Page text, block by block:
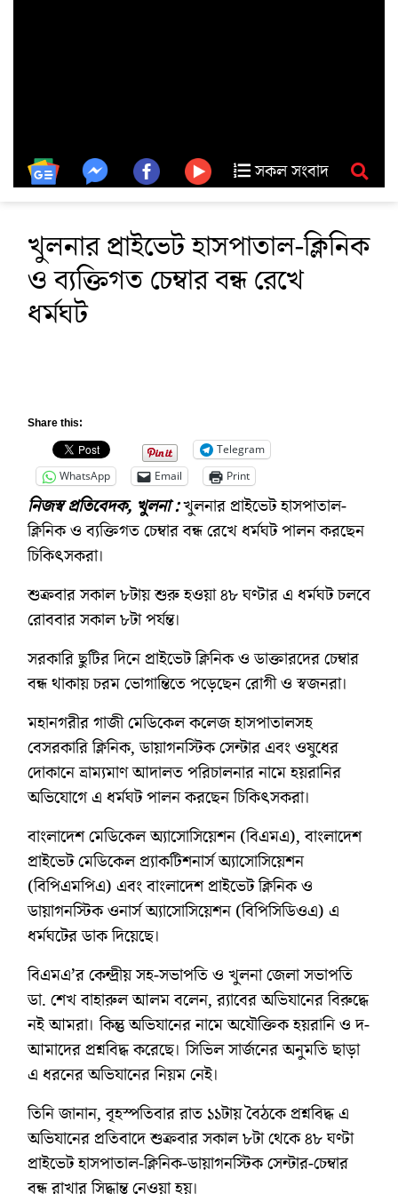
সকল সংবাদ
খুলনার প্রাইভেট হাসপাতাল-ক্লিনিক
ও ব্যক্তিগত চেম্বার বন্ধ রেখে
ধর্মঘট
Share this:
Telegram
WhatsApp
Email Print
নিজস্ব প্রতিবেদক, খুলনা :খুলনার প্রাইভেট হাসপাতাল-
ক্লিনিক ও ব্যক্তিগত চেম্বার বন্ধ রেখে ধর্মঘট পালন করছেন
চিকিৎসকরা।
শুক্রবার সকাল ৮টায় শুরু হওয়া ৪৮ ঘণ্টার এ ধর্মঘট চলবে
রোববার সকাল ৮টা পর্যন্ত।
সরকারি ছুটির দিনে প্রাইভেট ক্লিনিক ও ডাক্তারদের চেম্বার
বন্ধ থাকায় চরম ভোগান্তিতে পড়েছেন রোগী ও স্বজনরা।
মহানগরীর গাজী মেডিকেল কলেজ হাসপাতালসহ
বেসরকারি ক্লিনিক, ডায়াগনস্টিক সেন্টার এবং ওষুধের
দোকানে ভ্রাম্যমাণ আদালত পরিচালনার নামে হয়রানির
অভিযোগে এ ধর্মঘট পালন করছেন চিকিৎসকরা।
বাংলাদেশ মেডিকেল অ্যাসোসিয়েশন (বিএমএ), বাংলাদেশ
প্রাইভেট মেডিকেল প্র্যাকটিশনার্স অ্যাসোসিয়েশন
(বিপিএমপিএ) এবং বাংলাদেশ প্রাইভেট ক্লিনিক ও
ডায়াগনস্টিক ওনার্স অ্যাসোসিয়েশন (বিপিসিডিওএ) এ
ধর্মঘটের ডাক দিয়েছে।
বিএমএ’র কেন্দ্রীয় সহ-সভাপতি ও খুলনা জেলা সভাপতি
ডা. শেখ বাহারুল আলম বলেন, র‌্যাবের অভিযানের বিরুদ্ধে
নই আমরা। কিন্তু অভিযানের নামে অযৌক্তিক হয়রানি ও দ-
আমাদের প্রশ্নবিদ্ধ করেছে। সিভিল সার্জনের অনুমতি ছাড়া
এ ধরনের অভিযানের নিয়ম নেই।
তিনি জানান, বৃহস্পতিবার রাত ১১টায় বৈঠকে প্রশ্নবিদ্ধ এ
অভিযানের প্রতিবাদে শুক্রবার সকাল ৮টা থেকে ৪৮ ঘণ্টা
প্রাইভেট হাসপাতাল-ক্লিনিক-ডায়াগনস্টিক সেন্টার-চেম্বার
বন্ধ রাখার সিদ্ধান্ত নেওয়া হয়।